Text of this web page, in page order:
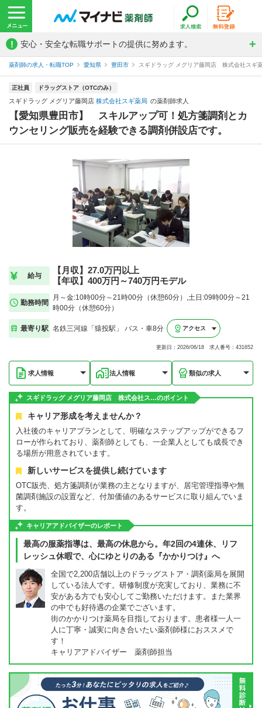
! 安心・安全な転職サポートの提供に努めます。
薬剤師の求人・転職TOP 愛知県 豊田市 スギドラッグ メグリア藤岡店 株式会社スギ
正社員 ドラッグストア（OTCのみ）
スギドラッグ メグリア藤岡店 株式会社スギ薬局 の薬剤師求人
【愛知県豊田市】 スキルアップ可！処方箋調剤とカ
ウンセリング販売を経験できる調剤併設店です。
給与
【月収】27.0万円以上
【年収】400万円～740万円モデル
勤務時間
月～金:10時00分～21時00分（休憩60分）,土日:09時00分～21
時00分（休憩60分）
最寄り駅 名鉄三河線「猿投駅」 バス・車8分 アクセス
更新日：2026/06/18 求人番号：431652
求人情報 法人情報 類似の求人
スギドラッグ メグリア藤岡店 株式会社ス…のポイント
キャリア形成を考えませんか？
入社後のキャリアプランとして、明確なステップアップができるフ
ローが作られており、薬剤師としても、一企業人としても成長でき
る場所が用意されています。
新しいサービスを提供し続けています
OTC販売、処方箋調剤が業務の主となりますが、居宅管理指導や無
菌調剤施設の設置など、付加価値のあるサービスに取り組んでいま
す。
キャリアアドバイザーのレポート
最高の服薬指導は、最高の休息から。年2回の4連休、リフ
レッシュ休暇で、心にゆとりのある『かかりつけ』へ
全国で2,200店舗以上のドラッグストア・調剤薬局を展開
している法人です。研修制度が充実しており、業務に不
安がある方でも安心してご勤務いただけます。また業界
の中でも好待遇の企業でございます。
街のかかりつけ薬局を目指しております。患者様一人一
人に丁寧・誠実に向き合いたい薬剤師様におススメで
す！
キャリアアドバイザー 薬剤師担当